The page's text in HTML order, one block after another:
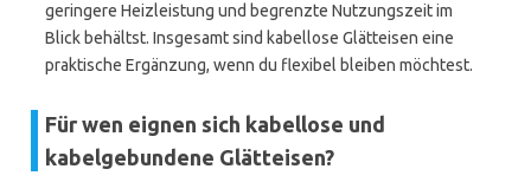
geringere Heizleistung und begrenzte Nutzungszeit im
Blick behältst. Insgesamt sind kabellose Glätteisen eine
praktische Ergänzung, wenn du flexibel bleiben möchtest.
Für wen eignen sich kabellose und
kabelgebundene Glätteisen?